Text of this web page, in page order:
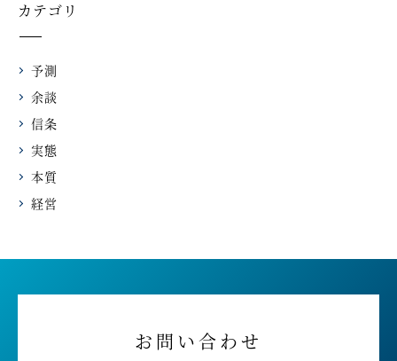
カテゴリ
予測
余談
信条
実態
本質
経営
お問い合わせ